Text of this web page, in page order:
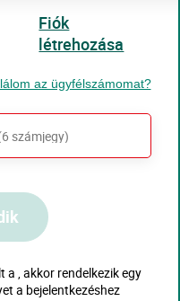
Fiók
létrehozása
az ügyfélszámomat?
a , akkor rendelkezik egy
a bejelentkezéshez